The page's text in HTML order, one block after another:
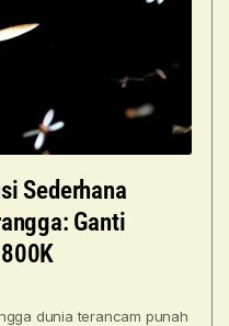
Sederhana
Ganti
dunia terancam punah